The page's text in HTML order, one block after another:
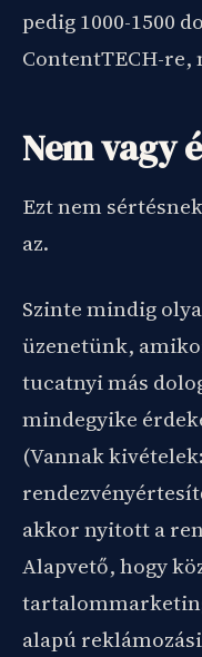
pedig 1000-1500
ContentTECH-re,
Nem vagy
Ezt nem
az.
Szinte mindig
üzenetünk,
tucatnyi más
mindegyike
(Vannak
akkor nyitott a
Alapvető, hogy
alapú